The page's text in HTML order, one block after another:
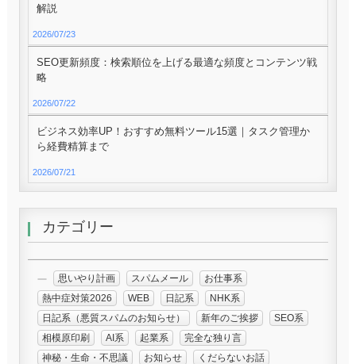
解説
2026/07/23
SEO更新頻度：検索順位を上げる最適な頻度とコンテンツ戦
略
2026/07/22
ビジネス効率UP！おすすめ無料ツール15選｜タスク管理か
ら経費精算まで
2026/07/21
カテゴリー
思いやり計画 スパムメール
お仕事系
熱中症対策2026
WEB 日記系
NHK系
日記系（悪質スパムのお知らせ）
新年のご挨拶
SEO系
相模原印刷
AI系 起業系
完全な独り言
神秘・生命・不思議
お知らせ
くだらないお話